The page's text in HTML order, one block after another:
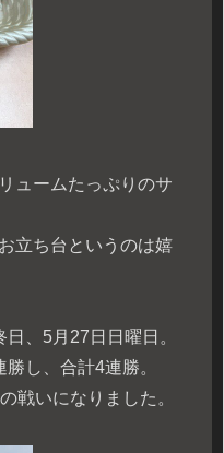
ュームたっぷりのサ
立ち台というのは嬉
、5月27日日曜日。
し、合計4連勝。
戦いになりました。